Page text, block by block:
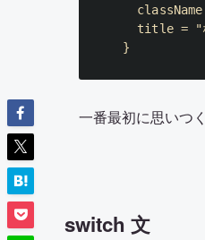
  title
= "
}
一番最初に思いつ
switch 文